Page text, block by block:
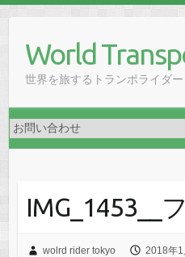
contentWorld
世界を旅するトランポライダ
IMG_1453__
wolrd rider tokyo 2018年1